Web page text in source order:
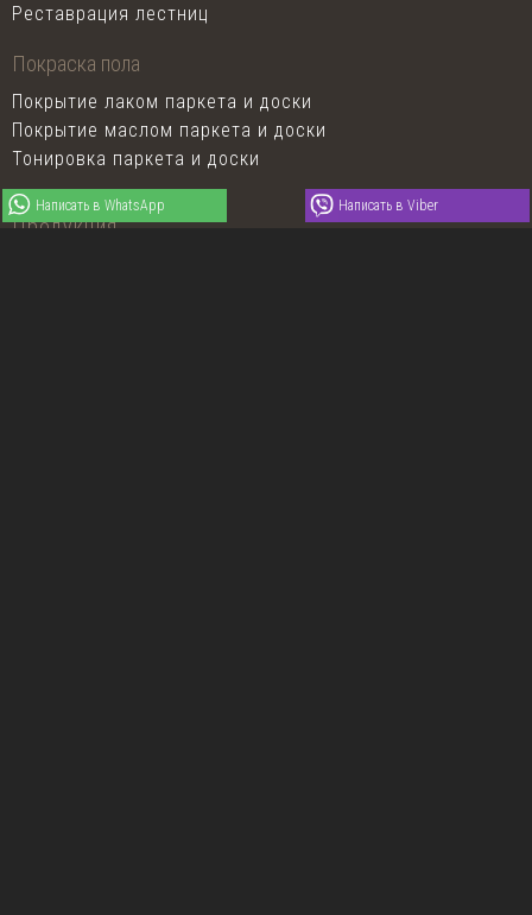
Реставрация лестниц
Покраска пола
Покрытие лаком паркета и доски
Покрытие маслом паркета и доски
Тонировка паркета и доски
Продукция
Написать в WhatsApp Написать в Viber